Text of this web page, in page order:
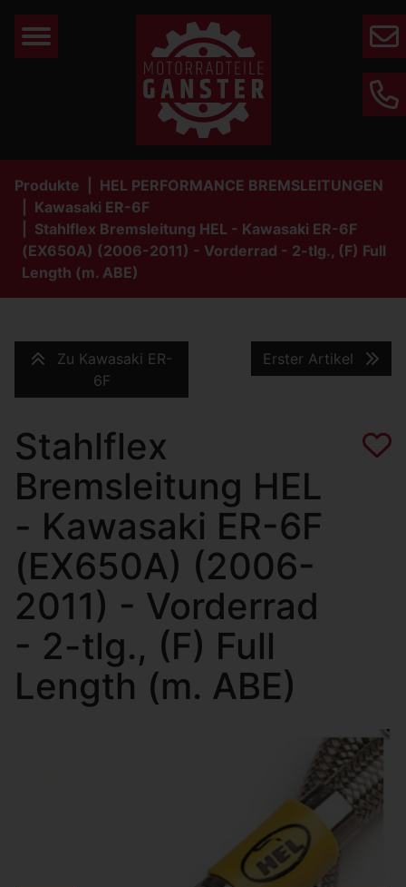
Mail
Produkte
HEL PERFORMANCE BREMSLEITUNGEN
Kawasaki ER-6F
Stahlflex Bremsleitung HEL - Kawasaki ER-6F
(EX650A) (2006-2011) - Vorderrad - 2-tlg., (F) Full
Length (m. ABE)
Zu Kawasaki ER-
6F
Erster Artikel
Stahlflex
Bremsleitung HEL
- Kawasaki ER-6F
(EX650A) (2006-
2011) - Vorderrad
- 2-tlg., (F) Full
Length (m. ABE)